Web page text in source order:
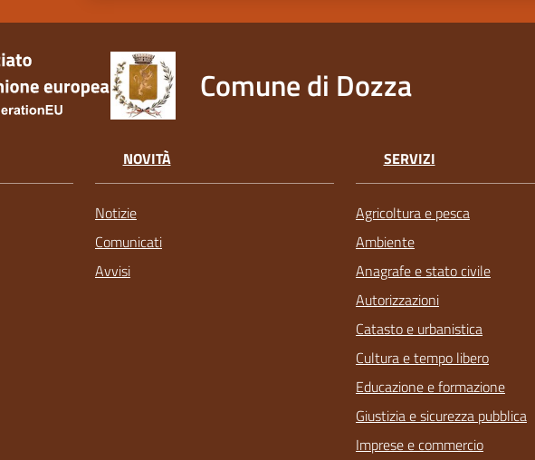
Comune di Dozza
NOVITÀ
Notizie
Comunicati
Avvisi
SERVIZI
Agricoltura e pesca
Ambiente
Anagrafe e stato civile
Autorizzazioni
Catasto e urbanistica
Cultura e tempo libero
Educazione e formazione
Giustizia e sicurezza pubblica
Imprese e commercio